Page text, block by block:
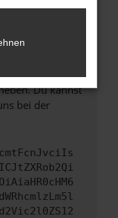
nicht mehr
versucht
werden
Du kannst
bei der